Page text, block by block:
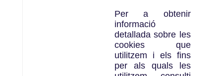
Per a obtenir
informació
detallada sobre les
cookies que
utilitzem i els fins
per als quals les